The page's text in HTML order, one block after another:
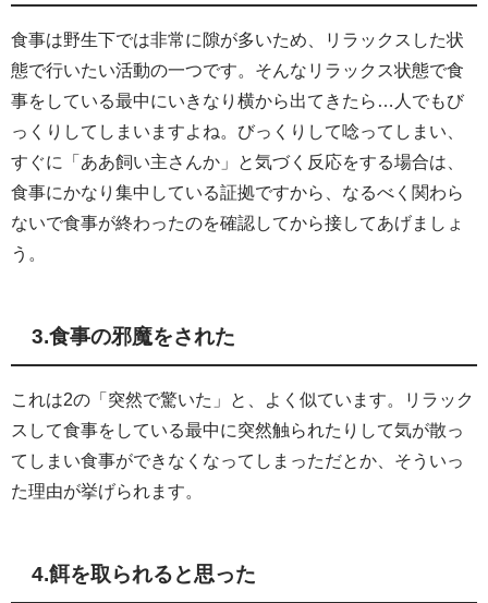
食事は野生下では非常に隙が多いため、リラックスした状
態で行いたい活動の一つです。そんなリラックス状態で食
事をしている最中にいきなり横から出てきたら…人でもび
っくりしてしまいますよね。びっくりして唸ってしまい、
すぐに「ああ飼い主さんか」と気づく反応をする場合は、
食事にかなり集中している証拠ですから、なるべく関わら
ないで食事が終わったのを確認してから接してあげましょ
う。
3.食事の邪魔をされた
これは2の「突然で驚いた」と、よく似ています。リラック
スして食事をしている最中に突然触られたりして気が散っ
てしまい食事ができなくなってしまっただとか、そういっ
た理由が挙げられます。
4.餌を取られると思った